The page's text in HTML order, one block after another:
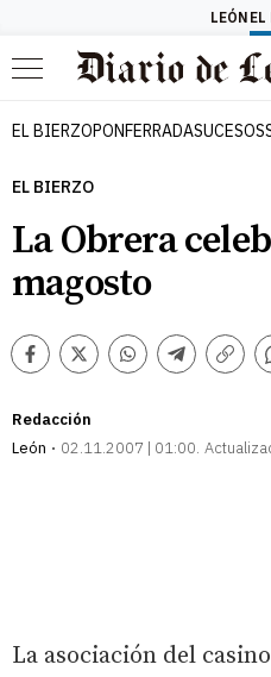
LEÓN EL
Menú
EL BIERZOPONFERRADASUCESOS
EL BIERZO
La Obrera
magosto
Facebook
TwitterWhatsappTelegram
Comentarios
Redacción
León
02.11.2007 | 01:00
La asociación del